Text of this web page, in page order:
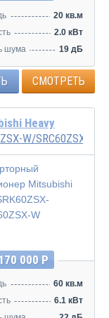
20 кв.м
2.0 кВт
шума
19 дБ
СМОТРЕТЬ
Heavy
W/SRC60ZSX-W
000 Р
60 кв.м
6.1 кВт